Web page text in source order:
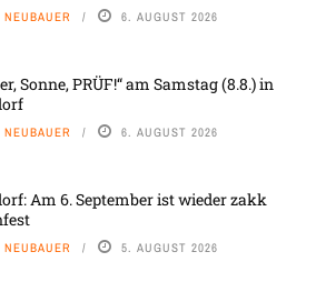
NEUBAUER 6. AUGUST 2026
Sonne, PRÜF!“ am Samstag (8.8.) in
NEUBAUER 6. AUGUST 2026
Am 6. September ist wieder zakk
NEUBAUER 5. AUGUST 2026